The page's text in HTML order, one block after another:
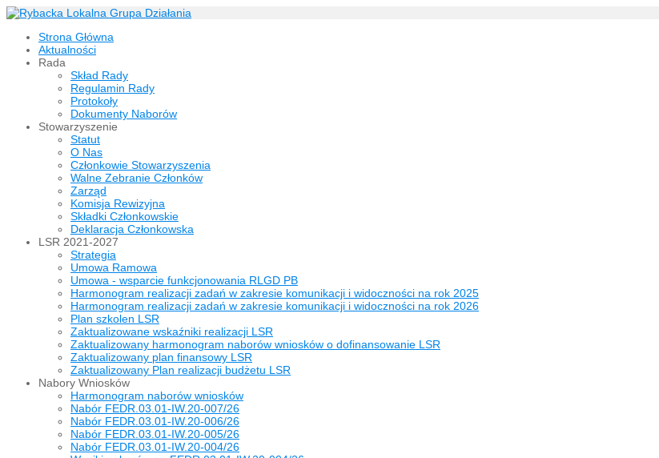
Strona Główna
Aktualności
Rada
Skład Rady
Regulamin Rady
Protokoły
Dokumenty Naborów
Stowarzyszenie
Statut
O Nas
Członkowie Stowarzyszenia
Walne Zebranie Członków
Zarząd
Komisja Rewizyjna
Składki Członkowskie
Deklaracja Członkowska
LSR 2021-2027
Strategia
Umowa Ramowa
Umowa - wsparcie funkcjonowania RLGD PB
Harmonogram realizacji zadań w zakresie komunikacji i widoczności na rok 2025
Harmonogram realizacji zadań w zakresie komunikacji i widoczności na rok 2026
Plan szkolen LSR
Zaktualizowane wskaźniki realizacji LSR
Zaktualizowany harmonogram naborów wniosków o dofinansowanie LSR
Zaktualizowany plan finansowy LSR
Zaktualizowany Plan realizacji budżetu LSR
Nabory Wniosków
Harmonogram naborów wniosków
Nabór FEDR.03.01-IW.20-007/26
Nabór FEDR.03.01-IW.20-006/26
Nabór FEDR.03.01-IW.20-005/26
Nabór FEDR.03.01-IW.20-004/26